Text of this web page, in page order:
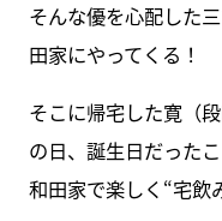
そんな優を心配した
田家にやってくる！
そこに帰宅した寛（
の日、誕生日だった
和田家で楽しく“宅飲